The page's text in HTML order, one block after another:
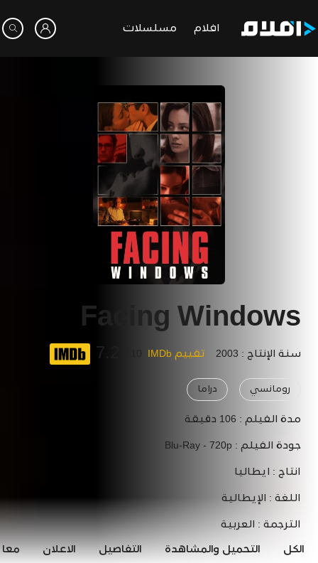
افلام مسلسلات
Facing Windows
سنة الإنتاج : 2003 تقييم IMDb 7.2
رومانسي دراما
مدة الفيلم : 106 دقيقة
جودة الفيلم : Blu-Ray - 720p
انتاج : ايطاليا
اللغة : الإيطالية
الترجمة : العربية
الكل التحميل والمشاهدة التفاصيل الاعلان